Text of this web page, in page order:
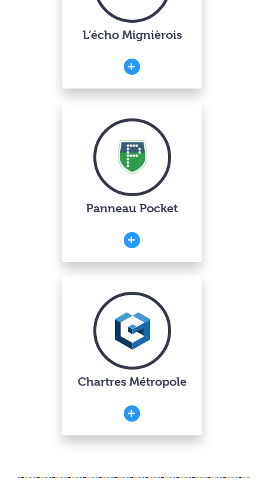
L’écho Mignièrois
Panneau Pocket
Chartres Métropole